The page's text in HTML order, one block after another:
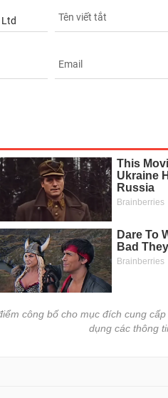
Tên viết tắt
Email
công bố cho mục đích cung
dụng các thông